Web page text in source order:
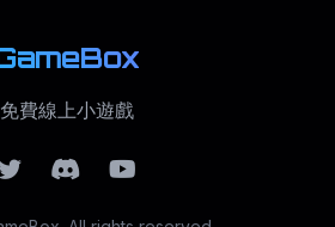
免費線上小遊戲